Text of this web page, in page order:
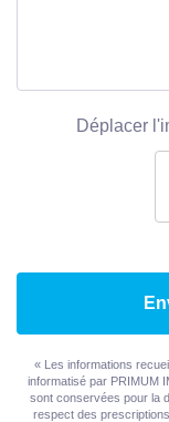
Déplacer
« Les informations
informatisé par PRIMUM
sont conservées pour la
respect des